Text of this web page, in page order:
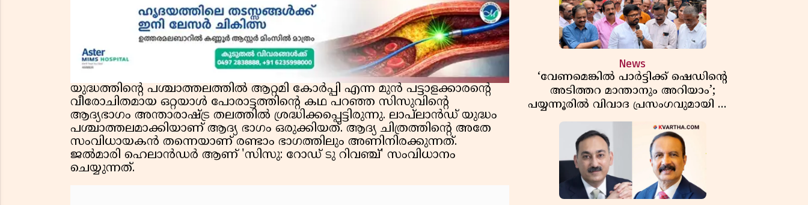
യുദ്ധത്തിൻ്റെ പശ്ചാത്തലത്തിൽ ആറ്റമി കോർപ്പി എന്ന മുൻ പട്ടാളക്കാരൻ്റെ
വീരോചിതമായ ഒറ്റയാൾ പോരാട്ടത്തിൻ്റെ കഥ പറഞ്ഞ സിസുവിൻ്റെ
ആദ്യഭാഗം അന്താരാഷ്ട്ര തലത്തിൽ ശ്രദ്ധിക്കപ്പെട്ടിരുന്നു. ലാപ്‌ലാൻഡ് യുദ്ധം
പശ്ചാത്തലമാക്കിയാണ് ആദ്യ ഭാഗം ഒരുക്കിയത്. ആദ്യ ചിത്രത്തിൻ്റെ അതേ
സംവിധായകൻ തന്നെയാണ് രണ്ടാം ഭാഗത്തിലും അണിനിരക്കുന്നത്.
ജൽമാരി ഹെലാൻഡർ ആണ് 'സിസു: റോഡ് ടു റിവഞ്ച്' സംവിധാനം
ചെയ്യുന്നത്.
News
‘വേണമെങ്കിൽ പാർട്ടിക്ക് ഷെഡിൻ്റെ
അടിത്തറ മാന്താനും അറിയാം’;
പയ്യന്നൂരിൽ വിവാദ പ്രസംഗവുമായി കെ
കെ രാഗേഷ്